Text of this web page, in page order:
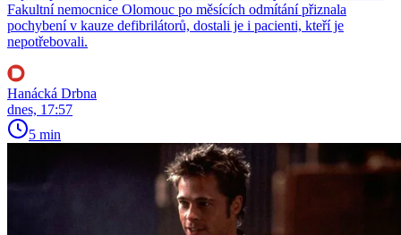
Fakultní nemocnice Olomouc po měsících odmítání přiznala
pochybení v kauze defibrilátorů, dostali je i pacienti, kteří je
nepotřebovali.
Hanácká Drbna
dnes, 17:57
5 min